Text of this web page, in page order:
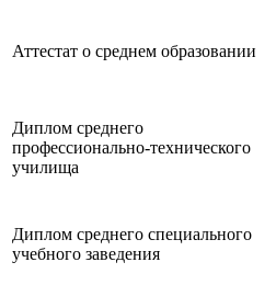
Аттестат о среднем образовании
Диплом среднего
профессионально-технического
училища
Диплом среднего специального
учебного заведения